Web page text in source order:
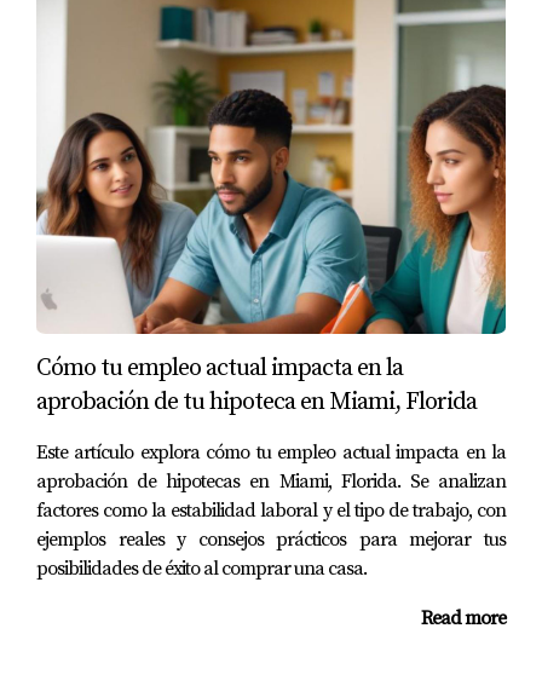
Laura era madre soltera y había trabajado en varios
empleos temporales para mantener a flote su hogar.
Cuando decidió comprar una casa para ella y su hijo,
sabía que tendría que enfrentar desafíos adicionales
debido a su situación laboral inestable. Al asociarse con
un asesor hipotecario experimentado, Laura aprendió
cómo presentar sus ingresos totales y explicar la
naturaleza temporal de algunos trabajos. Su asesor le
ayudó a resaltar sus habilidades transferibles y cómo
había manejado sus finanzas durante períodos difíciles.
Como resultado, Laura no solo obtuvo la aprobación del
préstamo, sino que también se sintió empoderada al
Conclusión
La presentación adecuada de tu historial laboral es
fundamental para asegurar la aprobación de una
hipoteca en Miami. Trabajar con asesores hipotecarios y
Cómo tu empleo actual impacta en la
aprobación de tu hipoteca en Miami, Florida
Este artículo explora cómo tu empleo actual impacta en la
aprobación de hipotecas en Miami, Florida. Se analizan
factores como la estabilidad laboral y el tipo de trabajo, con
ejemplos reales y consejos prácticos para mejorar tus
posibilidades de éxito al comprar una casa.
Read more